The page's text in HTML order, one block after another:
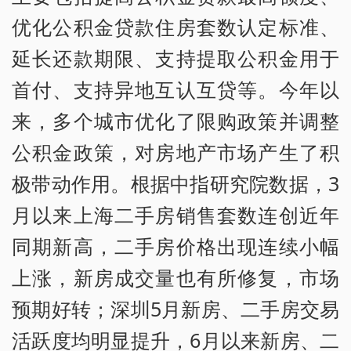
优化公积金贷款住房套数认定标准、
延长还款期限、支持提取公积金用于
首付、支持异地互认互贷等。今年以
来，多个城市优化了限购政策并调整
公积金政策，对房地产市场产生了积
极带动作用。根据中指研究院数据，3
月以来上海二手房销售套数连创近年
同期新高，二手房价格出现连续小幅
上涨，新房成交量也有所修复，市场
预期好转；深圳5月新房、二手房交易
活跃度均明显提升，6月以来新房、二